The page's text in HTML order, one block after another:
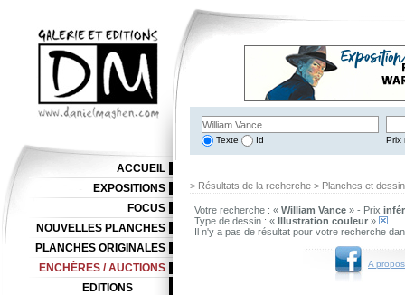
Texte Id Prix
> Résultats de la recherche > Planches et
Votre recherche : « William Vance » - Prix
Type de dessin : « Illustration couleur »
Il n'y a pas de résultat pour votre recherche
A
ACCUEIL
EXPOSITIONS
FOCUS
NOUVELLES PLANCHES
PLANCHES ORIGINALES
ENCHÈRES / AUCTIONS
EDITIONS